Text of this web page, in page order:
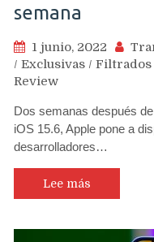
semana
1 junio, 2022
/ Exclusivas / Filtrados
Review
Dos semanas después
iOS 15.6, Apple pone a
desarrolladores…
Lee más